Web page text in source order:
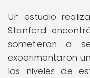
Un estudio
Stanford
sometieron a
experimentaron
los niveles de